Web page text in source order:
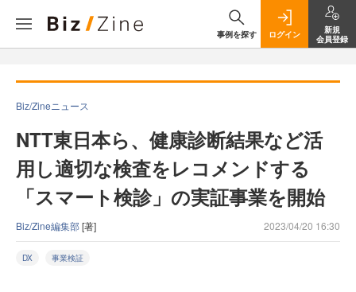
事例を探す ログイン
新規
会員登録
Biz/Zineニュース
NTT東日本ら、健康診断結果など活
用し適切な検査をレコメンドする
「スマート検診」の実証事業を開始
Biz/Zine編集部[著] 2023/04/20 16:30
DX 事業検証